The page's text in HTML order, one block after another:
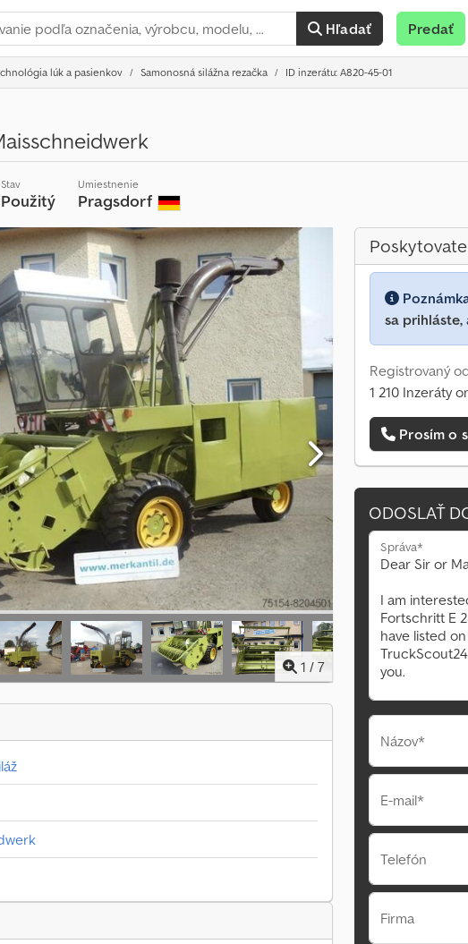
Hľadať Predať
lúk a pasienkov Samonosná silážna rezačka ID inzerátu: A820-45-01
Stav
Použitý
Umiestnenie
Pragsdorf
1 / 7
sa prihláste,
Registrovaný
1 210 Inzeráty
Prosím o
ODOSLAŤ
Správa*
Názov*
E-mail*
Telefón
Firma